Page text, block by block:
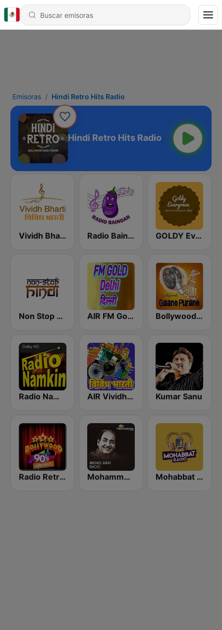
Emisoras Hindi Retro Hits Radio
Hindi Retro Hits Radio
Vividh Bharti (विविध भारती) Radio Baingan GOLDY Evergreen
Non Stop Hindi AIR FM Gold Dehli Bollywood Gaane Purane
Radio Namkin AIR Vividh Bharati Kumar Sanu
Radio Retro Bollywood 90s Mohammed Rafi Radio Mohabbat Radio